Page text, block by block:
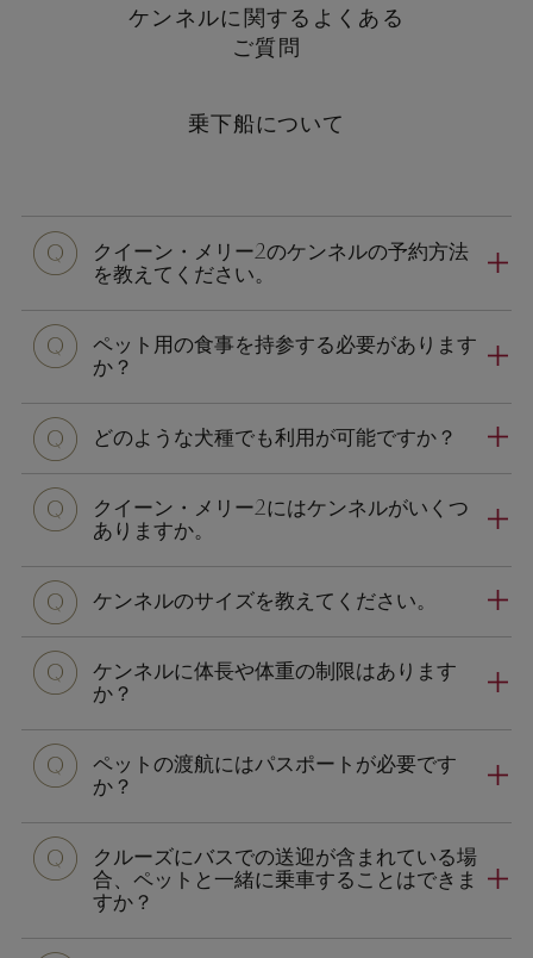
ケンネルに関するよくある
ご質問
乗下船について
クイーン・メリー2のケンネルの予約方法
を教えてください。
ペット用の食事を持参する必要があります
か？
どのような犬種でも利用が可能ですか？
クイーン・メリー2にはケンネルがいくつ
ありますか。
ケンネルのサイズを教えてください。
ケンネルに体長や体重の制限はあります
か？
ペットの渡航にはパスポートが必要です
か？
クルーズにバスでの送迎が含まれている場
合、ペットと一緒に乗車することはできま
すか？